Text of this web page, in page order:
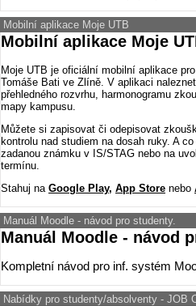
Mobilní aplikace Moje UTB
Mobilní aplikace Moje
Moje UTB je oficiální mobilní aplikace
Tomáše Bati ve Zlíně. V aplikaci
přehledného rozvrhu, harmonogramu
mapy kampusu.
Můžete si zapisovat či odepisovat
kontrolu nad studiem na dosah ruky. A
zadanou známku v IS/STAG nebo na
termínu.
Stahuj na Google Play, App Store nebo
Manuál Moodle - návod pro studenty.
Manuál Moodle - návod
Kompletní návod pro inf. systém
Nabídky pro studenty/absolventy - JOB